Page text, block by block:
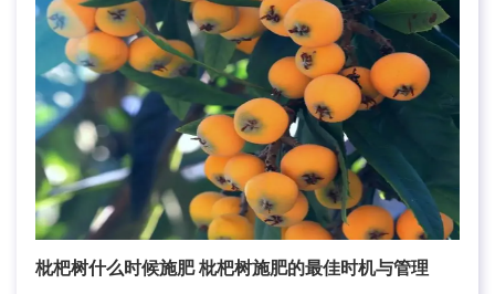
枇杷树什么时候施肥 枇杷树施肥的最佳时机与管理